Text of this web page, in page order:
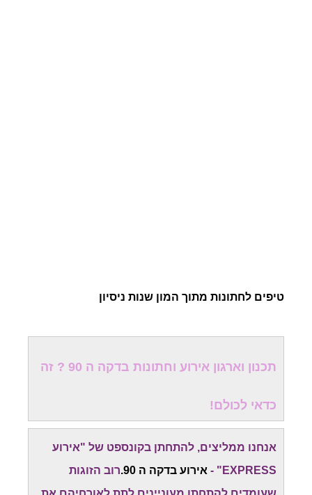
טיפים לחתונות מתוך המון שנות ניסיון
תכנון וארגון אירוע וחתונות בדקה ה 90 ? זה
כדאי לכולם!
אנחנו ממליצים, להתחתן בקונספט של "אירוע
EXPRESS" -
אירוע בדקה ה 90.
רוב הזוגות